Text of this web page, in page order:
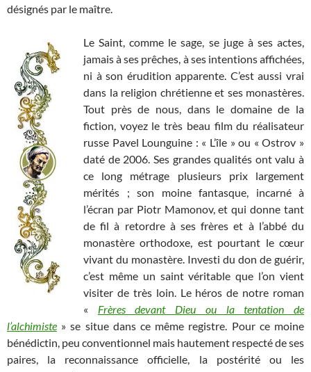
désignés par le maître.
Le Saint, comme le sage, se juge à ses actes,
jamais à ses prêches, à ses intentions affichées,
ni à son érudition apparente. C’est aussi vrai
dans la religion chrétienne et ses monastères.
Tout près de nous, dans le domaine de la
fiction, voyez le très beau film du réalisateur
russe Pavel Lounguine : « L’île » ou « Ostrov »
daté de 2006. Ses grandes qualités ont valu à
ce long métrage plusieurs prix largement
mérités ; son moine fantasque, incarné à
l’écran par Piotr Mamonov, et qui donne tant
de fil à retordre à ses frères et à l’abbé du
monastère orthodoxe, est pourtant le cœur
vivant du monastère. Investi du don de guérir,
c’est même un saint véritable que l’on vient
visiter de très loin. Le héros de notre roman
« Frères devant Dieu ou la tentation de
l’alchimiste » se situe dans ce même registre. Pour ce moine
bénédictin, peu conventionnel mais hautement respecté de ses
paires, la reconnaissance officielle, la postérité ou les